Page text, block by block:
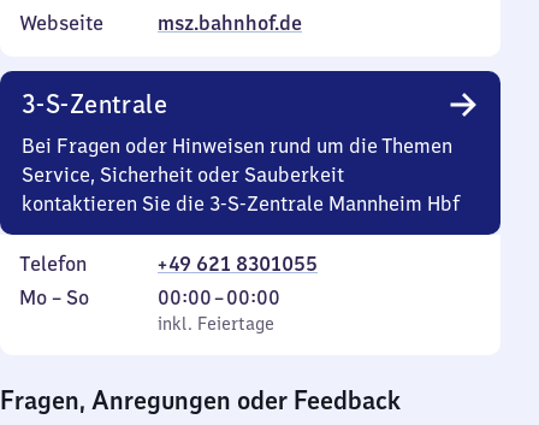
Webseite
msz.bahnhof.de
3-S-Zentrale
Bei Fragen oder Hinweisen rund um die Themen
Service, Sicherheit oder Sauberkeit
kontaktieren Sie die 3-S-Zentrale Mannheim Hbf
Telefon
+49 621 8301055
Montag
Mo – So,
inkl. Feiertage
00:00–00:00
Von
0
0
inkl. Feiertage
Fragen, Anregungen oder Feedback